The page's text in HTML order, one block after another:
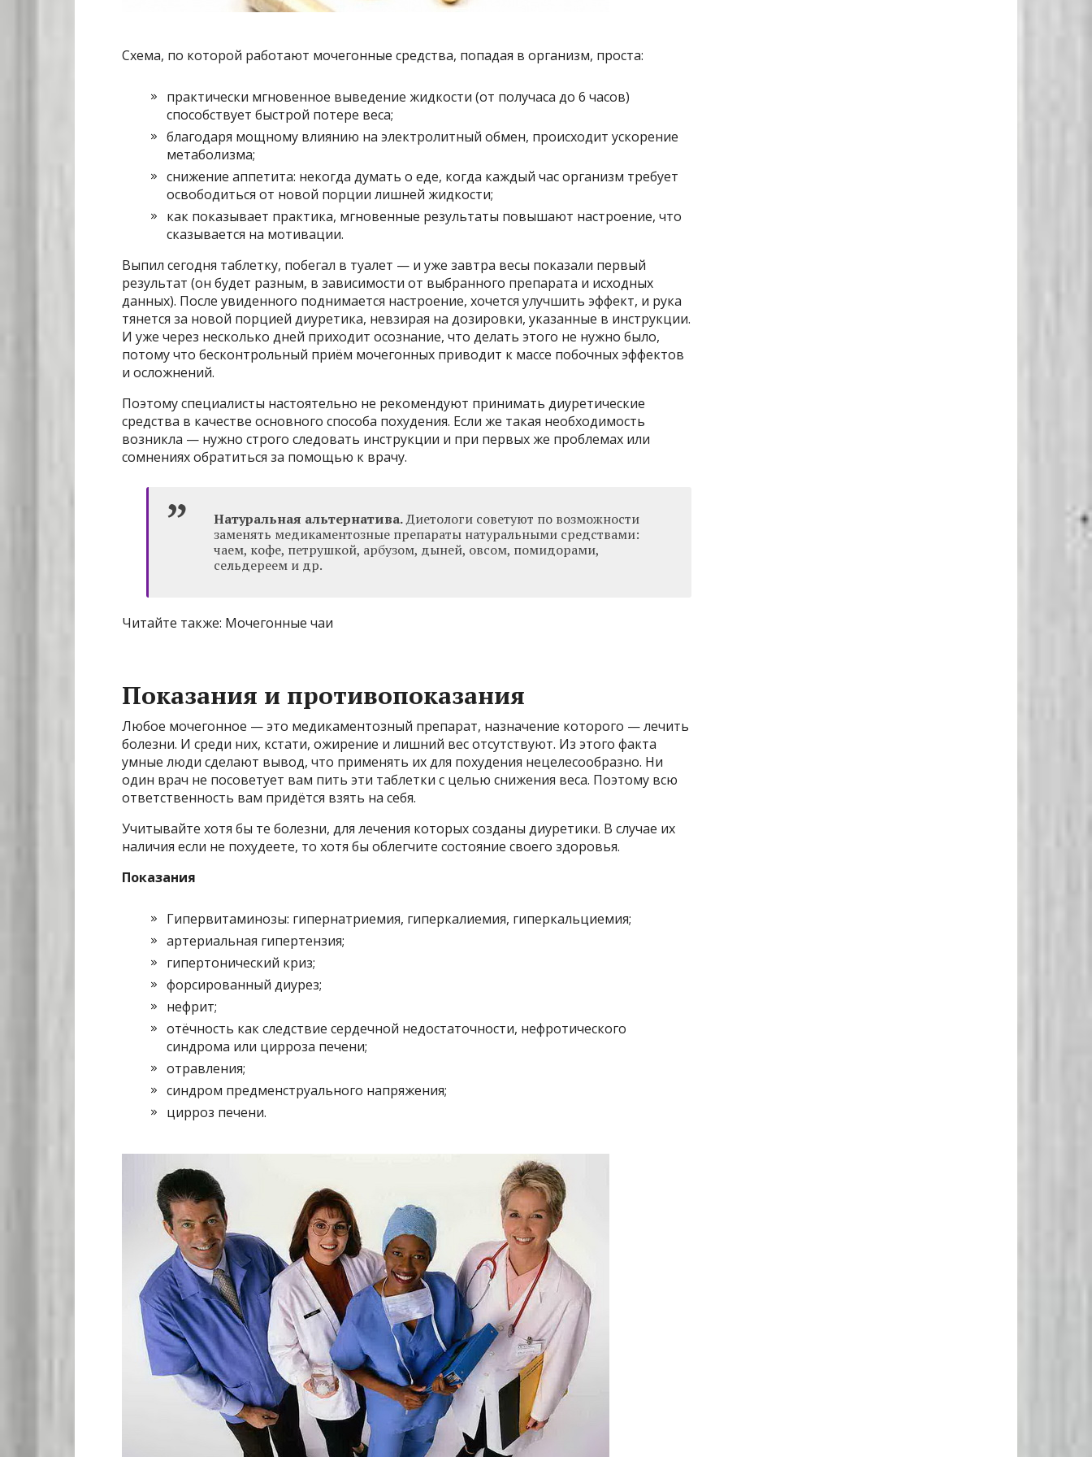
Схема, по которой работают мочегонные средства, попадая в организм, проста:
практически мгновенное выведение жидкости (от получаса до 6 часов)
способствует быстрой потере веса;
благодаря мощному влиянию на электролитный обмен, происходит ускорение
метаболизма;
снижение аппетита: некогда думать о еде, когда каждый час организм требует
освободиться от новой порции лишней жидкости;
как показывает практика, мгновенные результаты повышают настроение, что
сказывается на мотивации.
Выпил сегодня таблетку, побегал в туалет — и уже завтра весы показали первый
результат (он будет разным, в зависимости от выбранного препарата и исходных
данных). После увиденного поднимается настроение, хочется улучшить эффект, и рука
тянется за новой порцией диуретика, невзирая на дозировки, указанные в инструкции.
И уже через несколько дней приходит осознание, что делать этого не нужно было,
потому что бесконтрольный приём мочегонных приводит к массе побочных эффектов
и осложнений.
Поэтому специалисты настоятельно не рекомендуют принимать диуретические
средства в качестве основного способа похудения. Если же такая необходимость
возникла — нужно строго следовать инструкции и при первых же проблемах или
сомнениях обратиться за помощью к врачу.
Натуральная альтернатива.Диетологи советуют по возможности
заменять медикаментозные препараты натуральными средствами:
чаем, кофе, петрушкой, арбузом, дыней, овсом, помидорами,
сельдереем и др.
Читайте также: Мочегонные чаи
Показания и противопоказания
Любое мочегонное — это медикаментозный препарат, назначение которого — лечить
болезни. И среди них, кстати, ожирение и лишний вес отсутствуют. Из этого факта
умные люди сделают вывод, что применять их для похудения нецелесообразно. Ни
один врач не посоветует вам пить эти таблетки с целью снижения веса. Поэтому всю
ответственность вам придётся взять на себя.
Учитывайте хотя бы те болезни, для лечения которых созданы диуретики. В случае их
наличия если не похудеете, то хотя бы облегчите состояние своего здоровья.
Показания
Гипервитаминозы: гипернатриемия, гиперкалиемия, гиперкальциемия;
артериальная гипертензия;
гипертонический криз;
форсированный диурез;
нефрит;
отёчность как следствие сердечной недостаточности, нефротического
синдрома или цирроза печени;
отравления;
синдром предменструального напряжения;
цирроз печени.